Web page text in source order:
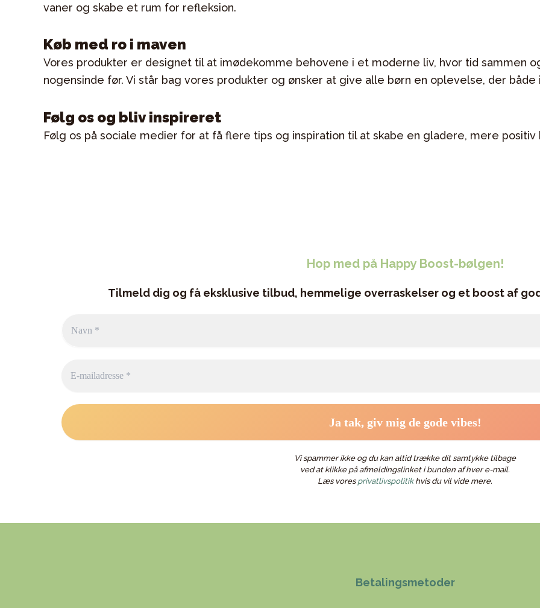
vaner og skabe et rum for refleksion.
Køb med ro i maven
Vores produkter er designet til at imødekomme behovene i et moderne liv, hvor tid sammen
nogensinde før. Vi står bag vores produkter og ønsker at give alle børn en oplevelse, der
Følg os og bliv inspireret
Følg os på sociale medier for at få flere tips og inspiration til at skabe en gladere, mere positiv
Hop med på Happy Boost-bølgen!
Tilmeld dig og få eksklusive tilbud, hemmelige overraskelser og et boost af
Vi spammer ikke og du kan altid trække dit samtykke tilbage
ved at klikke på afmeldingslinket i bunden af hver e-mail.
Læs vores privatlivspolitikhvis du vil vide mere.
Betalingsmetoder